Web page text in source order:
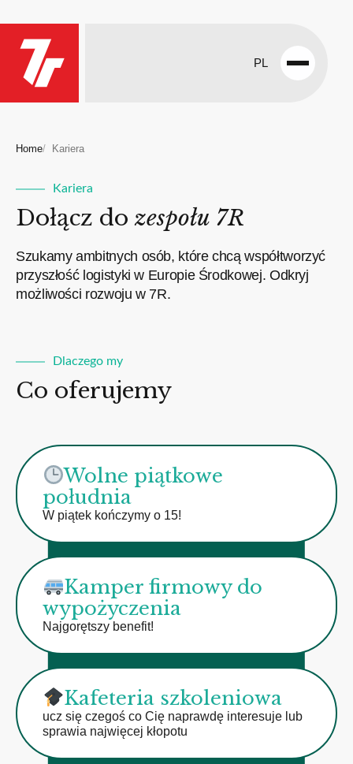
PL
Open
Home Kariera
Kariera
Dołącz dozespołu 7R
Szukamy ambitnych osób, które chcą współtworzyć
przyszłość logistyki w Europie Środkowej. Odkryj
możliwości rozwoju w 7R.
Dlaczego my
Co oferujemy
Wolne piątkowe
południa
W piątek kończymy o 15!
Kamper firmowy do
wypożyczenia
Najgorętszy benefit!
Kafeteria szkoleniowa
ucz się czegoś co Cię naprawdę interesuje lub
sprawia najwięcej kłopotu